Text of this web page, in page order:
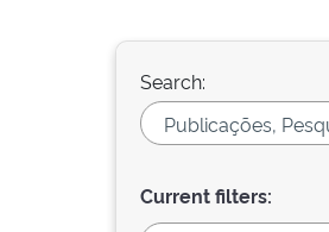
Search:
Current filters: